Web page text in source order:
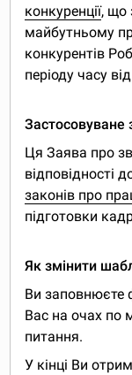
конкуренції, що
майбутньому
конкурентів
періоду часу
Застосовуване
Ця Заява про
відповідності
законів про
підготовки
Як змінити
Ви заповнюєте
Вас на очах по
питання.
У кінці Ви